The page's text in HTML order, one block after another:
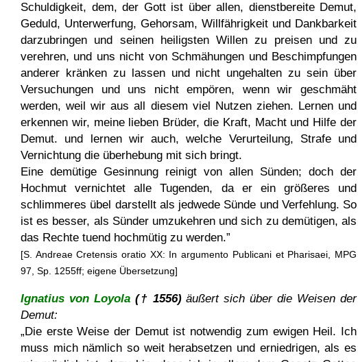
Schuldigkeit, dem, der Gott ist über allen, dienstbereite Demut,
Geduld, Unterwerfung, Gehorsam, Willfährigkeit und Dankbarkeit
darzubringen und seinen heiligsten Willen zu preisen und zu
verehren, und uns nicht von Schmähungen und Beschimpfungen
anderer kränken zu lassen und nicht ungehalten zu sein über
Versuchungen und uns nicht empören, wenn wir geschmäht
werden, weil wir aus all diesem viel Nutzen ziehen. Lernen und
erkennen wir, meine lieben Brüder, die Kraft, Macht und Hilfe der
Demut. und lernen wir auch, welche Verurteilung, Strafe und
Vernichtung die überhebung mit sich bringt.
Eine demütige Gesinnung reinigt von allen Sünden; doch der
Hochmut vernichtet alle Tugenden, da er ein größeres und
schlimmeres übel darstellt als jedwede Sünde und Verfehlung. So
ist es besser, als Sünder umzukehren und sich zu demütigen, als
das Rechte tuend hochmütig zu werden.
[S. Andreae Cretensis oratio XX: In argumento Publicani et Pharisaei, MPG
97, Sp. 1255ff; eigene Übersetzung]
Ignatius von Loyola(† 1556)äußert sich über die Weisen der
Demut:
Die erste Weise der Demut ist notwendig zum ewigen Heil. Ich
muss mich nämlich so weit herabsetzen und erniedrigen, als es